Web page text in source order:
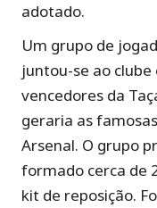
adotado.
Um grupo de
juntou-se ao
vencedores da
geraria as
Arsenal. O grupo
formado cerca de
kit de reposição.